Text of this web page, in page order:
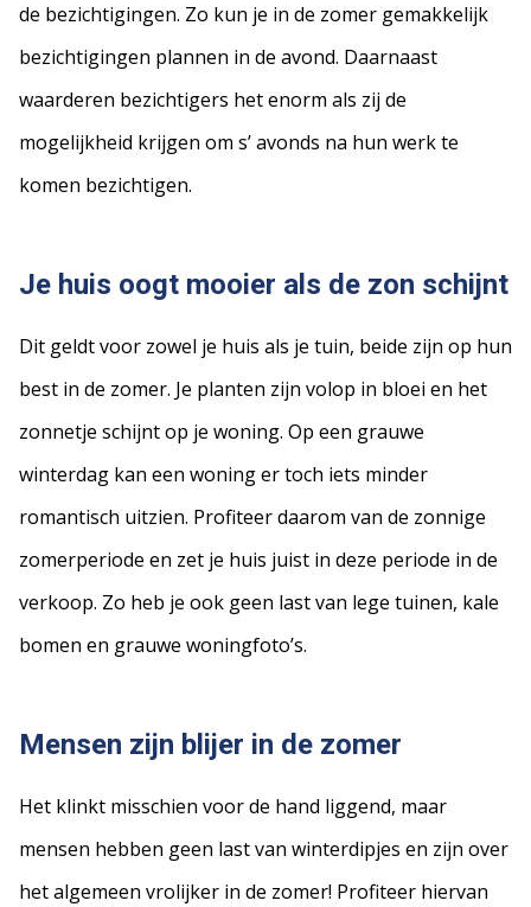
de bezichtigingen. Zo kun je in de zomer gemakkelijk
bezichtigingen plannen in de avond. Daarnaast
waarderen bezichtigers het enorm als zij de
mogelijkheid krijgen om s’ avonds na hun werk te
komen bezichtigen.
Je huis oogt mooier als de zon schijnt
Dit geldt voor zowel je huis als je tuin, beide zijn op hun
best in de zomer. Je planten zijn volop in bloei en het
zonnetje schijnt op je woning. Op een grauwe
winterdag kan een woning er toch iets minder
romantisch uitzien. Profiteer daarom van de zonnige
zomerperiode en zet je huis juist in deze periode in de
verkoop. Zo heb je ook geen last van lege tuinen, kale
bomen en grauwe woningfoto’s.
Mensen zijn blijer in de zomer
Het klinkt misschien voor de hand liggend, maar
mensen hebben geen last van winterdipjes en zijn over
het algemeen vrolijker in de zomer! Profiteer hiervan